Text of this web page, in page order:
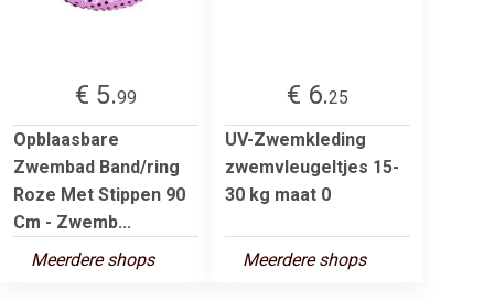
€ 5.99
Opblaasbare
Zwembad Band/ring
Roze Met Stippen 90
Cm - Zwemb...
Meerdere shops
€ 6.25
UV-Zwemkleding
zwemvleugeltjes 15-
30 kg maat 0
Meerdere shops